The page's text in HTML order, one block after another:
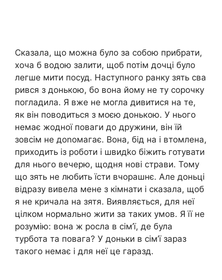
Сказала, що можна було за собою прибрати,
хоча б водою залити, щоб потім дочці було
легше мити посуд. Наступного ранку зять сва
рився з донькою, бо вона йому не ту сорочку
погладила. Я вже не могла дивитися на те,
як він поводиться з моєю донькою. У нього
немає жодної поваги до дружини, він їй
зовсім не доnомагає. Вона, бід на і втомлена,
приходить із роботи і швидkо біжить готувати
для нього вечерю, щодня нові страви. Тому
що зять не любить їсти вчорашнє. Але доньці
відразу вивела мене з кімнати і сказала, щоб
я не кричала на зятя. Виявляється, для неї
цілком нормально жити за таких умов. Я її не
розумію: вона ж росла в сім’ї, де була
турбота та повага? У доньки в сім’ї зараз
такого немає і для неї це гаразд.